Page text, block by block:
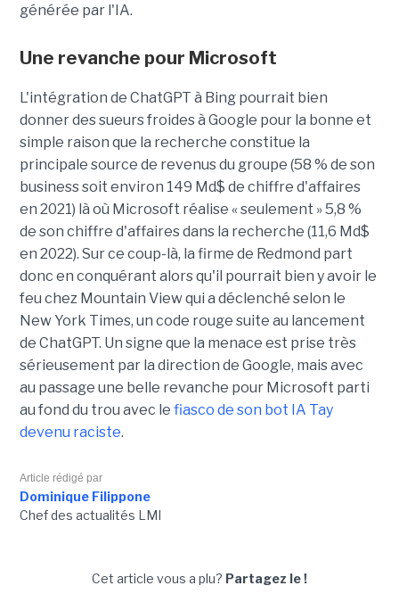
générée par l'IA.
Une revanche pour Microsoft
L'intégration de ChatGPT à Bing pourrait bien
donner des sueurs froides à Google pour la bonne et
simple raison que la recherche constitue la
principale source de revenus du groupe (58 % de son
business soit environ 149 Md$ de chiffre d'affaires
en 2021) là où Microsoft réalise « seulement » 5,8 %
de son chiffre d'affaires dans la recherche (11,6 Md$
en 2022). Sur ce coup-là, la firme de Redmond part
donc en conquérant alors qu'il pourrait bien y avoir le
feu chez Mountain View qui a déclenché selon le
New York Times, un code rouge suite au lancement
de ChatGPT. Un signe que la menace est prise très
sérieusement par la direction de Google, mais avec
au passage une belle revanche pour Microsoft parti
au fond du trou avec le fiasco de son bot IA Tay
devenu raciste.
Article rédigé par
Dominique Filippone
Chef des actualités LMI
Cet article vous a plu? Partagez le !